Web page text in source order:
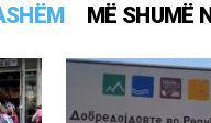
MË SHUMË